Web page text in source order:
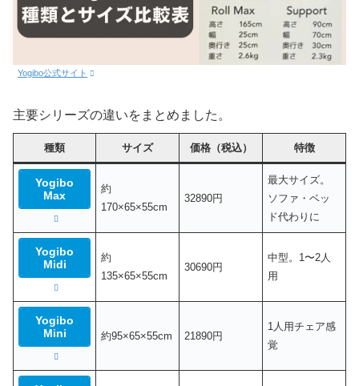
Yogibo公式サイト
主要シリーズの違いをまとめました。
種類 サイズ 価格（税込） 特徴
Yogibo
Max
約
170×65×55cm
32890円
最大サイズ。
ソファ・ベッ
ド代わりに
Yogibo
Midi
約
135×65×55cm
30690円
中型。1〜2人
用
Yogibo
Mini
約95×65×55cm 21890円
1人用チェア感
覚